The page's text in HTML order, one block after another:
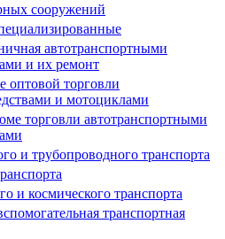
сооружений
автотранспортными
и их ремонт
оптовой торговли
и мотоциклами
торговли автотранспортными
и трубопроводного транспорта
и космического транспорта
транспортная